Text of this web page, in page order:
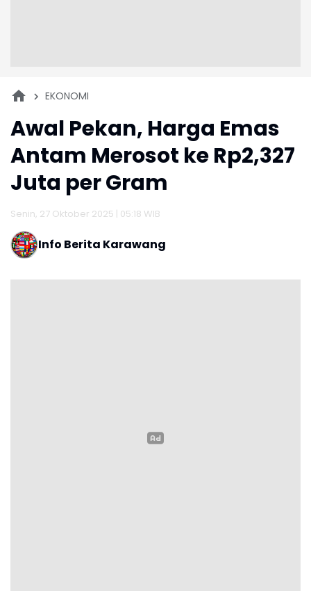
EKONOMI
Awal Pekan, Harga Emas
Antam Merosot ke Rp2,327
Juta per Gram
Senin, 27 Oktober 2025 | 05:18 WIB
Info Berita Karawang